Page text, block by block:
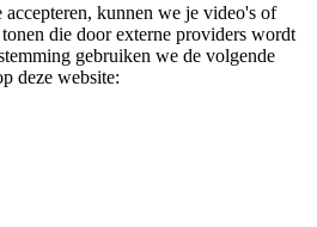
accepteren, kunnen we je video's of
die door externe providers wordt
gebruiken we de volgende
deze website: